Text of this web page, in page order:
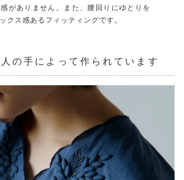
がありません。また、腰回りにゆとりを
クス感あるフィッティングです。
の手によって作られています